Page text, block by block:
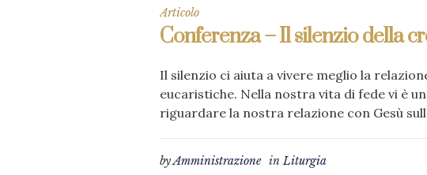
Articolo
Conferenza – Il silenzio della
Il silenzio ci aiuta a vivere meglio la
eucaristiche. Nella nostra vita di fede vi è
riguardare la nostra relazione con Gesù
byAmministrazione inLiturgia